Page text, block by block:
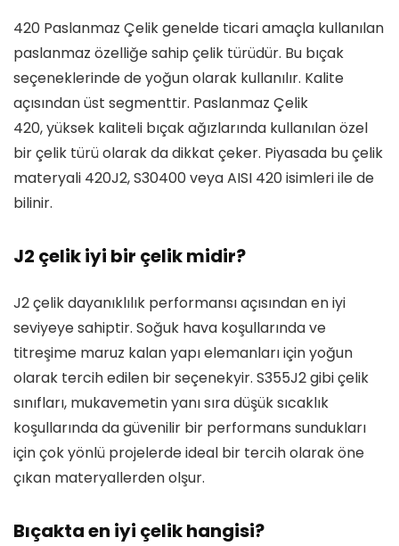
420 Paslanmaz Çelik genelde ticari amaçla kullanılan
paslanmaz özelliğe sahip çelik türüdür. Bu bıçak
seçeneklerinde de yoğun olarak kullanılır. Kalite
açısından üst segmenttir. Paslanmaz Çelik
420, yüksek kaliteli bıçak ağızlarında kullanılan özel
bir çelik türü olarak da dikkat çeker. Piyasada bu çelik
materyali 420J2, S30400 veya AISI 420 isimleri ile de
bilinir.
J2 çelik iyi bir çelik midir?
J2 çelik dayanıklılık performansı açısından en iyi
seviyeye sahiptir. Soğuk hava koşullarında ve
titreşime maruz kalan yapı elemanları için yoğun
olarak tercih edilen bir seçenekyir. S355J2 gibi çelik
sınıfları, mukavemetin yanı sıra düşük sıcaklık
koşullarında da güvenilir bir performans sundukları
için çok yönlü projelerde ideal bir tercih olarak öne
çıkan materyallerden olşur.
Bıçakta en iyi çelik hangisi?